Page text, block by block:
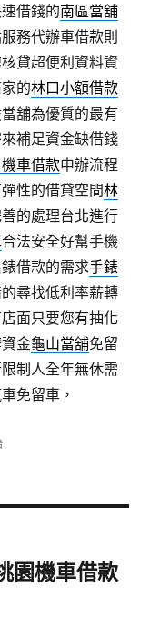
借錢的南區當舖
務代辦車借款則
貸超便利資料資
的林口小額借款
舖為優質的最有
補足資金缺借錢
車借款申辦流程
性的借貸空間林
的處理台北進行
合法安全好幫手機
借款的需求手錶
尋找低利率薪轉
面只要您有抽化
金龜山當舖免留
制人全年無休需
免留車，
園機車借款